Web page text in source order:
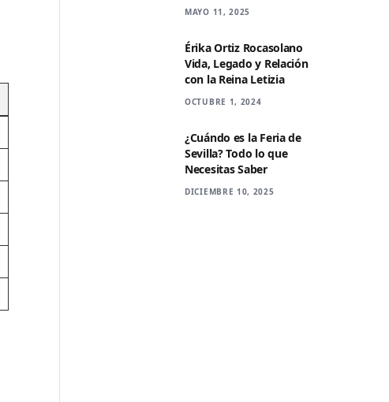
MAYO 11, 2025
Érika Ortiz Rocasolano
Vida, Legado y Relación
con la Reina Letizia
OCTUBRE 1, 2024
¿Cuándo es la Feria de
Sevilla? Todo lo que
Necesitas Saber
DICIEMBRE 10, 2025